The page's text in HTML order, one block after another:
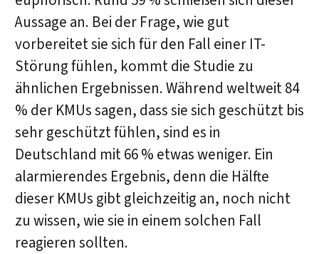
Aussage an. Bei der Frage, wie gut
vorbereitet sie sich für den Fall einer IT-
Störung fühlen, kommt die Studie zu
ähnlichen Ergebnissen. Während weltweit 84
% der KMUs sagen, dass sie sich geschützt bis
sehr geschützt fühlen, sind es in
Deutschland mit 66 % etwas weniger. Ein
alarmierendes Ergebnis, denn die Hälfte
dieser KMUs gibt gleichzeitig an, noch nicht
zu wissen, wie sie in einem solchen Fall
reagieren sollten.